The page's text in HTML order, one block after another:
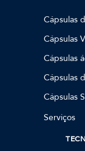
Cápsulas
Cápsulas
Cápsulas
Cápsulas
Cápsulas
Serviços